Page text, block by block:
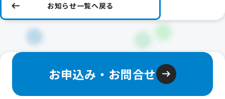
お知らせ一覧へ戻る
お申込み・お問合せ